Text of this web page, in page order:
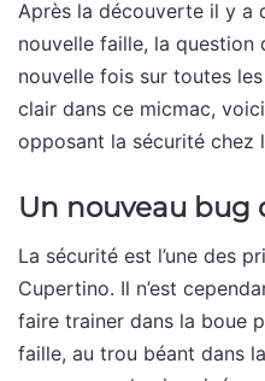
Après la découverte il y a
nouvelle faille, la question
nouvelle fois sur toutes
clair dans ce micmac,
opposant la sécurité chez
Un nouveau bug
La sécurité est l’une des
Cupertino. Il n’est
faire trainer dans la boue
faille, au trou béant dans